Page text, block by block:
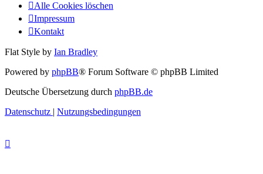
Alle Cookies löschen
Impressum
Kontakt
Flat Style by Ian Bradley
Powered by phpBB® Forum Software © phpBB Limited
Deutsche Übersetzung durch phpBB.de
Datenschutz | Nutzungsbedingungen